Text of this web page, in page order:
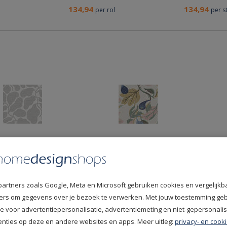
134,94 per rol
134,94 per
Swedish
Secret
Designers Figs 2063
Behang
134,94 per rol
134,94per
zoals Google, Meta en Microsoft gebruiken cookies en
om gegevens over je bezoek te verwerken. Met jouw toestemming
voor advertentiepersonalisatie, advertentiemeting en niet-
op deze en andere websites en apps. Meer uitleg: privacy- en